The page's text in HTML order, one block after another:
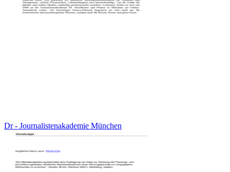
Dr - Journalistenakademie München